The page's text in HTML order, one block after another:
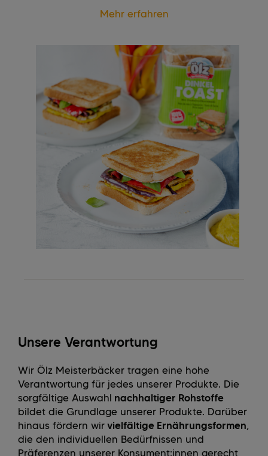
Mehr erfahren
Unsere Verantwortung
Wir Ölz Meisterbäcker tragen eine hohe
Verantwortung für jedes unserer Produkte. Die
sorgfältige Auswahl nachhaltiger Rohstoffe
bildet die Grundlage unserer Produkte. Darüber
hinaus fördern wir vielfältige Ernährungsformen,
die den individuellen Bedürfnissen und
Präferenzen unserer Konsument:innen gerecht